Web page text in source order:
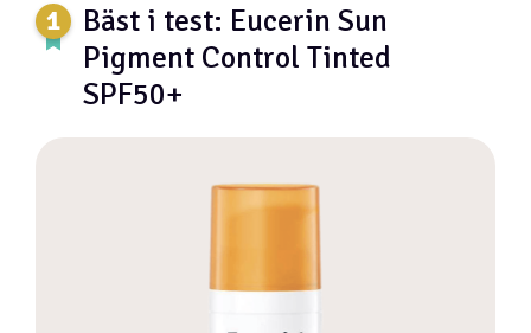
Bäst i test: Eucerin Sun
Pigment Control Tinted
SPF50+